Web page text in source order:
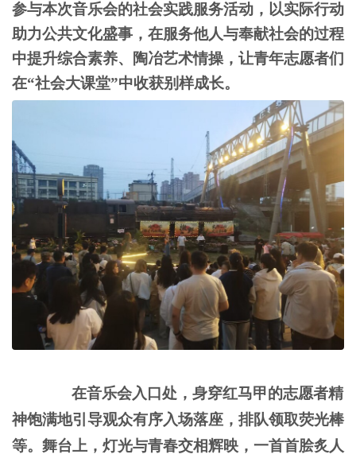
参与本次音乐会的社会实践服务活动，以实际行动
助力公共文化盛事，在服务他人与奉献社会的过程
中提升综合素养、陶冶艺术情操，让青年志愿者们
在“社会大课堂”中收获别样成长。
在音乐会入口处，身穿红马甲的志愿者精
神饱满地引导观众有序入场落座 ， 排队领取荧光棒
等。 舞台上，灯光与青春交相辉映，一首首脍炙人